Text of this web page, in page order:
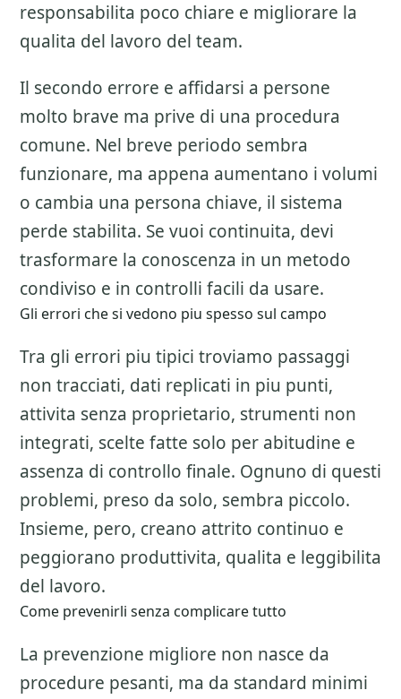
responsabilita poco chiare e migliorare la
qualita del lavoro del team.
Il secondo errore e affidarsi a persone
molto brave ma prive di una procedura
comune. Nel breve periodo sembra
funzionare, ma appena aumentano i volumi
o cambia una persona chiave, il sistema
perde stabilita. Se vuoi continuita, devi
trasformare la conoscenza in un metodo
condiviso e in controlli facili da usare.
Gli errori che si vedono piu spesso sul campo
Tra gli errori piu tipici troviamo passaggi
non tracciati, dati replicati in piu punti,
attivita senza proprietario, strumenti non
integrati, scelte fatte solo per abitudine e
assenza di controllo finale. Ognuno di questi
problemi, preso da solo, sembra piccolo.
Insieme, pero, creano attrito continuo e
peggiorano produttivita, qualita e leggibilita
del lavoro.
Come prevenirli senza complicare tutto
La prevenzione migliore non nasce da
procedure pesanti, ma da standard minimi